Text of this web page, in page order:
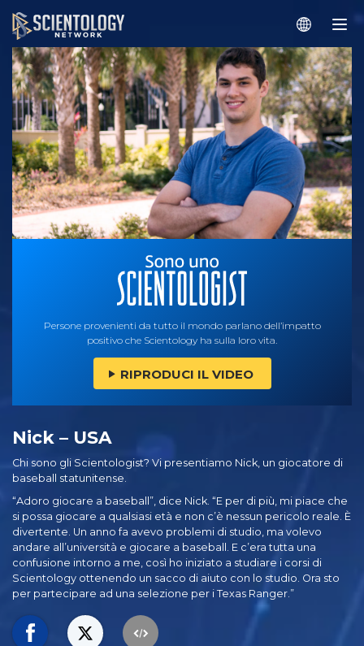
Persone provenienti da tutto il mondo parlano dell’impatto
positivo che Scientology ha sulla loro vita.
RIPRODUCI IL VIDEO
Nick – USA
Chi sono gli Scientologist? Vi presentiamo Nick, un giocatore di
baseball statunitense.
“Adoro giocare a baseball”, dice Nick. “E per di più, mi piace che
si possa giocare a qualsiasi età e non c’è nessun pericolo reale. È
divertente. Un anno fa avevo problemi di studio, ma volevo
andare all’università e giocare a baseball. E c’era tutta una
confusione intorno a me, così ho iniziato a studiare i corsi di
Scientology ottenendo un sacco di aiuto con lo studio. Ora sto
per partecipare ad una selezione per i Texas Ranger.”